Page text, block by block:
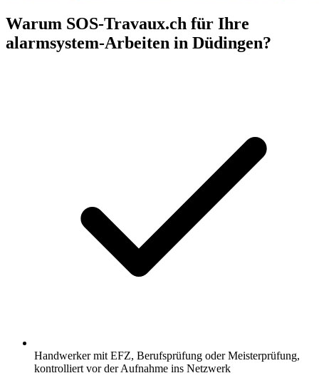
Warum SOS-Travaux.ch für Ihre
alarmsystem-Arbeiten in Düdingen?
Handwerker mit EFZ, Berufsprüfung oder Meisterprüfung,
kontrolliert vor der Aufnahme ins Netzwerk